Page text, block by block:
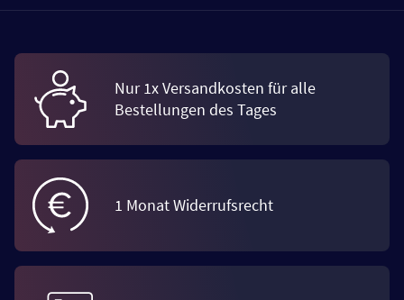
Nur 1x Versandkosten für alle
Bestellungen des Tages
1 Monat Widerrufsrecht